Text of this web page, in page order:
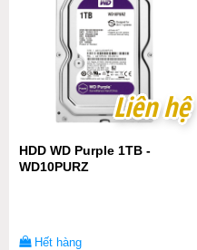
Liên hệ
Liên hệ
HDD WD Purple 1TB -
WD10PURZ
Hết hàng